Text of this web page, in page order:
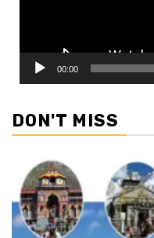
00:00
DON'T MISS